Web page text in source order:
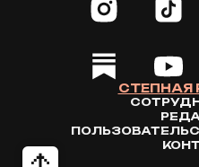
СТЕПНАЯ